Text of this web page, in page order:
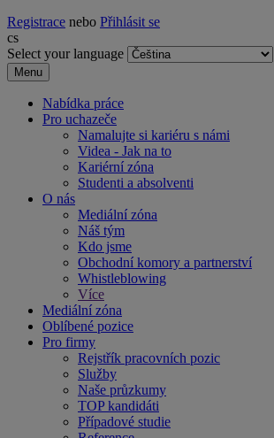
Registrace nebo Přihlásit se
cs
Select your language
Menu
Nabídka práce
Pro uchazeče
Namalujte si kariéru s námi
Videa - Jak na to
Kariérní zóna
Studenti a absolventi
O nás
Mediální zóna
Náš tým
Kdo jsme
Obchodní komory a partnerství
Whistleblowing
Více
Mediální zóna
Oblíbené pozice
Pro firmy
Rejstřík pracovních pozic
Služby
Naše průzkumy
TOP kandidáti
Případové studie